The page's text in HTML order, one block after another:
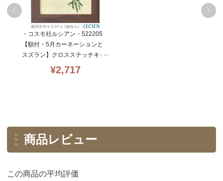
・コスモ社ルシアン・522205
【額付・5月カーネーションと
スズラン】クロスステッチキッ
ト・季節を彩る・14CT・15×1
2・cosmo・初心者向簡単
¥2,717
商品レビュー